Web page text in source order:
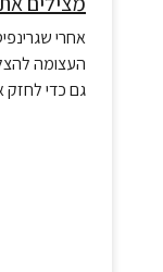
אחרי
העצומה
גם כדי